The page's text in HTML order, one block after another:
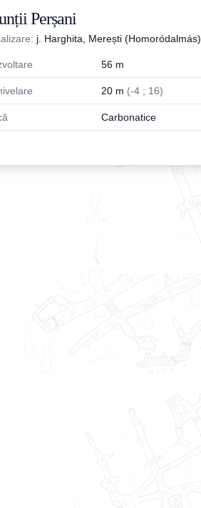
Perșani
j. Harghita, Merești (Homoródalmás)
56 m
20 m (-4 ; 16)
Carbonatice